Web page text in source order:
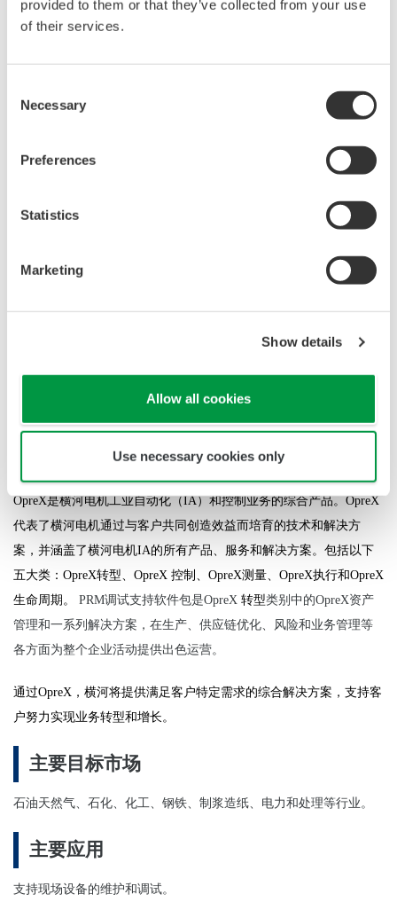
provided to them or that they’ve collected from your use
of their services.
Selection
Necessary
Preferences
Statistics
Marketing
Show details
Allow all cookies
Use necessary cookies only
统，以确认它们是否按设计工作。例如，检查控制系统和现场设备
间传输 模拟信号来检
ProSafe-RS
OpreX
OpreX是横河 电机工 业自动化 （ IA ）和控制业务的综合产品 。 OpreX
代表了横河电机通过与客 户共同 创 造效益而培育的技术和解决方
案，并涵盖了横河电机IA的所有产品、服务和解决方案。 包括以下
五大类 ： OpreX转型 OpreX 控制、 OpreX测 量 OpreX执行和OpreX
生命周期。
PRM调试支持软件包是OpreX 转型类别 中的OpreX资产
管理和一系列解决方案， 在生产 、供应链优化、 风险和 业务管理等
各方面为整个企业活动提供出色运营。
通过OpreX ，横河将提供满足客户特定需求的综合解决方案，支持客
户努力实现业务转型和增长 。
主要目标市场
石油天然气、石化、化工、 钢铁 制浆造纸 电力和处理等行业。
主要应用
支持现场设备的维护和调试。